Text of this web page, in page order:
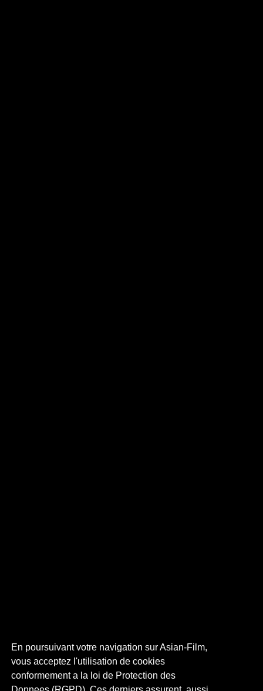
En poursuivant votre navigation sur Asian-Film,
vous acceptez l'utilisation de cookies
conformement a la loi de Protection des